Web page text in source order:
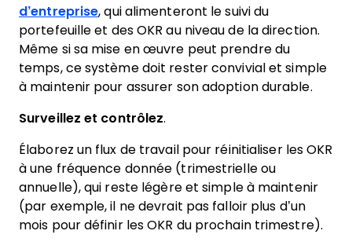
d’entreprise, qui alimenteront le suivi du
portefeuille et des OKR au niveau de la direction.
Même si sa mise en œuvre peut prendre du
temps, ce système doit rester convivial et simple
à maintenir pour assurer son adoption durable.
Surveillez et contrôlez.
Élaborez un flux de travail pour réinitialiser les OKR
à une fréquence donnée (trimestrielle ou
annuelle), qui reste légère et simple à maintenir
(par exemple, il ne devrait pas falloir plus d’un
mois pour définir les OKR du prochain trimestre).